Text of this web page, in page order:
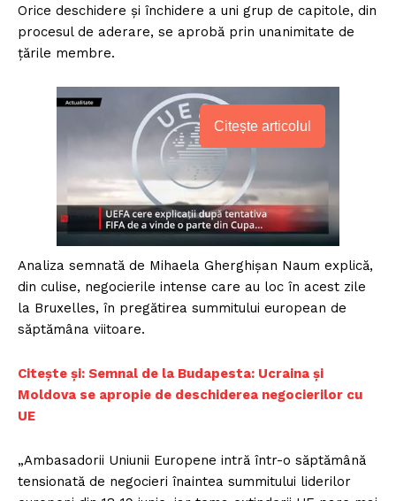
Orice deschidere și închidere a uni grup de capitole, din
procesul de aderare, se aprobă prin unanimitate de
țările membre.
Citește articolul
Analiza semnată de Mihaela Gherghișan Naum explică,
din culise, negocierile intense care au loc în acest zile
la Bruxelles, în pregătirea summitului european de
săptămâna viitoare.
Citește și: Semnal de la Budapesta: Ucraina și
Moldova se apropie de deschiderea negocierilor cu
UE
„Ambasadorii Uniunii Europene intră într-o săptămână
tensionată de negocieri înaintea summitului liderilor